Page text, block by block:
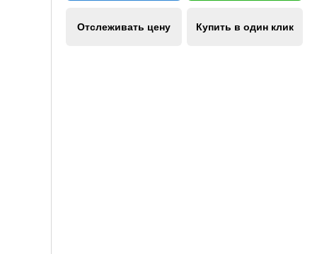
Отслеживать цену Купить в один клик